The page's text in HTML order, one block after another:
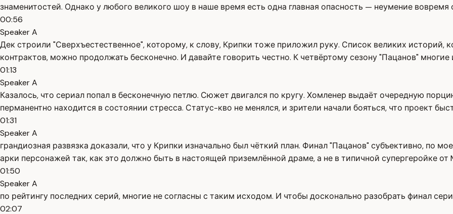
знаменитостей. Однако у любого великого шоу в наше время есть одна главная опасность — неумение вовремя
00:56
Speaker A
Дек строили "Сверхъестественное", которому, к слову, Крипки тоже приложил руку. Список великих
контрактов, можно продолжать бесконечно. И давайте говорить честно. К четвёртому сезону "Пацанов"
01:13
Speaker A
Казалось, что сериал попал в бесконечную петлю. Сюжет двигался по кругу. Хомленер выдаёт очередную
перманентно находится в состоянии стресса. Статус-кво не менялся, и зрители начали бояться, что проект
01:31
Speaker A
грандиозная развязка доказали, что у Крипки изначально был чёткий план. Финал "Пацанов" субъективно, по
арки персонажей так, как это должно быть в настоящей приземлённой драме, а не в типичной супергеройке от
01:50
Speaker A
по рейтингу последних серий, многие не согласны с таким исходом. И чтобы досконально разобрать финал
02:07